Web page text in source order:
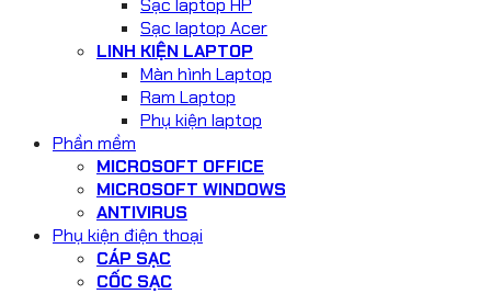
Sạc laptop HP
Sạc laptop Acer
LINH KIỆN LAPTOP
Màn hình Laptop
Ram Laptop
Phụ kiện laptop
Phần mềm
MICROSOFT OFFICE
MICROSOFT WINDOWS
ANTIVIRUS
Phụ kiện điện thoại
CÁP SẠC
CỐC SẠC